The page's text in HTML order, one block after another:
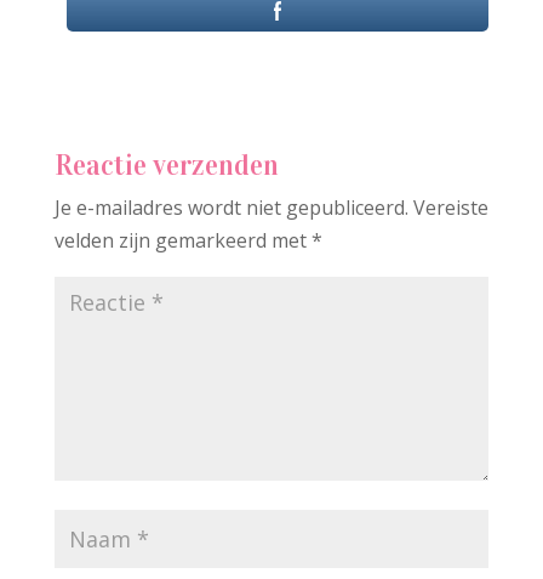
Reactie verzenden
Je e-mailadres wordt niet gepubliceerd. Vereiste
velden zijn gemarkeerd met*